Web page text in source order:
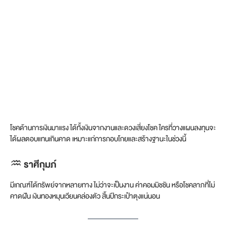
โชคด้านการเงินมาแรง ได้ทั้งเงินจากงานและดวงเสี่ยงโชค ใครที่วางแผนลงทุนจะ
ได้ผลตอบแทนเกินคาด เหมาะแก่การกอบโกยและสร้างฐานะในช่วงนี้
♒ ราศีกุมภ์
มีเกณฑ์ได้ทรัพย์จากหลายทาง ไม่ว่าจะเป็นงาน ค่าคอมมิชชัน หรือโชคลาภที่ไม่
คาดฝัน เงินทองหมุนเวียนคล่องตัว สิ้นปีกระเป๋าตุงแน่นอน